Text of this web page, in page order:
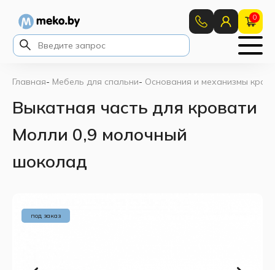
0
Главная- Мебель для спальни- Основания и механизмы
Выкатная часть для кровати
Молли 0,9 молочный
шоколад
под заказ